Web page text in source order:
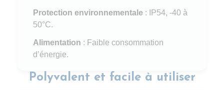
Protection environnementale : IP54, -40 à
50°C.
Alimentation : Faible consommation
d’énergie.
Polyvalent et facile à utiliser